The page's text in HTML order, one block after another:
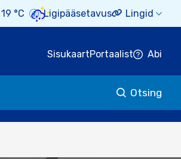
°C Ligipääsetavus Lingid
SisukaartPortaalist Abi
Otsing